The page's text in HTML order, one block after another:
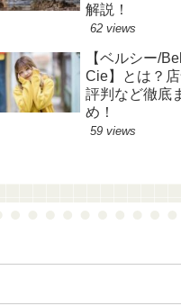
解説！
62 views
【ベルシー/
Cie】とは？店
評判など徹底
め！
59 views